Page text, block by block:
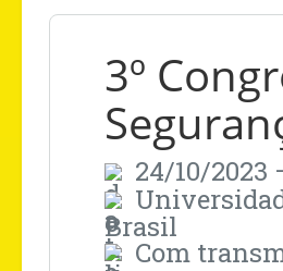
3º
24/10/2023
Brasil
Com